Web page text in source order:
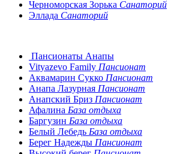
Черноморская Зорька Санаторий
Эллада Санаторий
Пансионаты Анапы
Vityazevo Family Пансионат
Аквамарин Сукко Пансионат
Анапа Лазурная Пансионат
Анапский Бриз Пансионат
Афалина База отдыха
Баргузин База отдыха
Белый Лебедь База отдыха
Берег Надежды Пансионат